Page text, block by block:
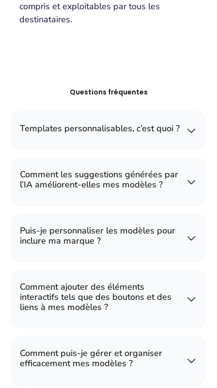
compris et exploitables par tous les
destinataires.
Questions fréquentes
Templates personnalisables, c’est quoi ?
Comment les suggestions générées par
l’IA améliorent-elles mes modèles ?
Puis-je personnaliser les modèles pour
inclure ma marque ?
Comment ajouter des éléments
interactifs tels que des boutons et des
liens à mes modèles ?
Comment puis-je gérer et organiser
efficacement mes modèles ?